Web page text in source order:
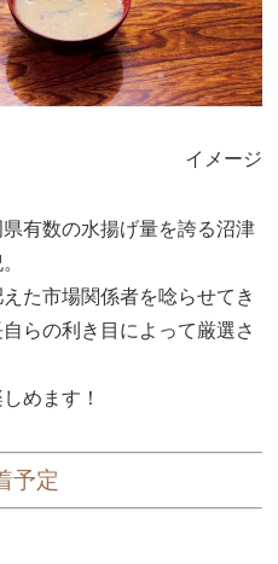
イメージ
有数の水揚げ量を誇る沼津
た市場関係者を唸らせてき
らの利き目によって厳選さ
めます！
予定